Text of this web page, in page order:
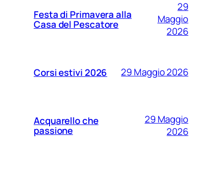
Festa di Primavera alla
Casa del Pescatore
29
Maggio
2026
Corsi estivi 2026 29 Maggio 2026
Acquarello che
passione
29 Maggio
2026